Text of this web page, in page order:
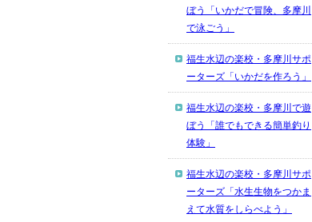
ぼう「いかだで冒険、多摩川
で泳ごう」
福生水辺の楽校・多摩川サポ
ーターズ「いかだを作ろう」
福生水辺の楽校・多摩川で遊
ぼう「誰でもできる簡単釣り
体験」
福生水辺の楽校・多摩川サポ
ーターズ「水生生物をつかま
えて水質をしらべよう」